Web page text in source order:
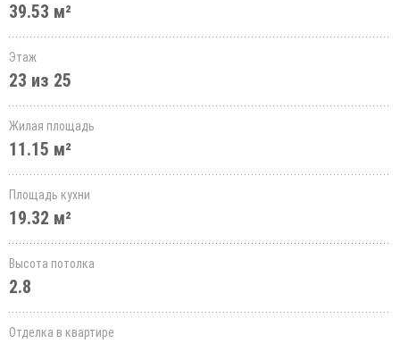
39.53 м²
Этаж
23 из 25
Жилая площадь
11.15 м²
Площадь кухни
19.32 м²
Высота потолка
2.8
Отделка в квартире